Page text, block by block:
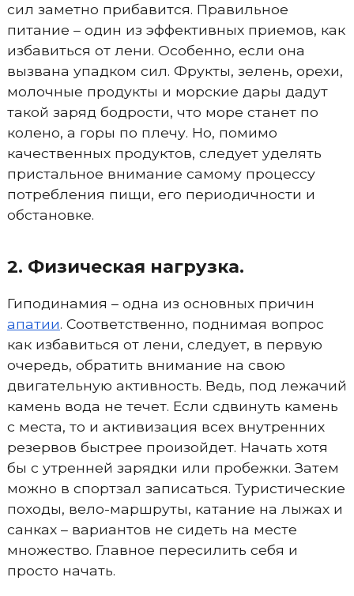
сил заметно прибавится. Правильное
питание – один из эффективных приемов, как
избавиться от лени. Особенно, если она
вызвана упадком сил. Фрукты, зелень, орехи,
молочные продукты и морские дары дадут
такой заряд бодрости, что море станет по
колено, а горы по плечу. Но, помимо
качественных продуктов, следует уделять
пристальное внимание самому процессу
потребления пищи, его периодичности и
обстановке.
2. Физическая нагрузка.
Гиподинамия – одна из основных причин
апатии. Соответственно, поднимая вопрос
как избавиться от лени, следует, в первую
очередь, обратить внимание на свою
двигательную активность. Ведь, под лежачий
камень вода не течет. Если сдвинуть камень
с места, то и активизация всех внутренних
резервов быстрее произойдет. Начать хотя
бы с утренней зарядки или пробежки. Затем
можно в спортзал записаться. Туристические
походы, вело-маршруты, катание на лыжах и
санках – вариантов не сидеть на месте
множество. Главное пересилить себя и
просто начать.